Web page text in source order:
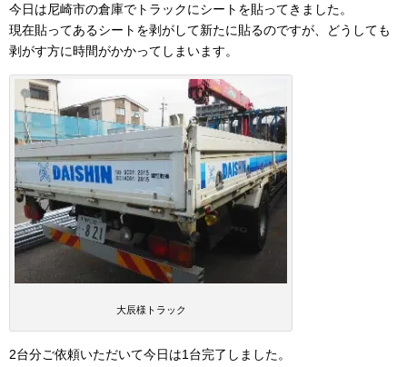
今日は尼崎市の倉庫でトラックにシートを貼ってきました。
現在貼ってあるシートを剥がして新たに貼るのですが、どうしても
剥がす方に時間がかかってしまいます。
大辰様トラック
2台分ご依頼いただいて今日は1台完了しました。